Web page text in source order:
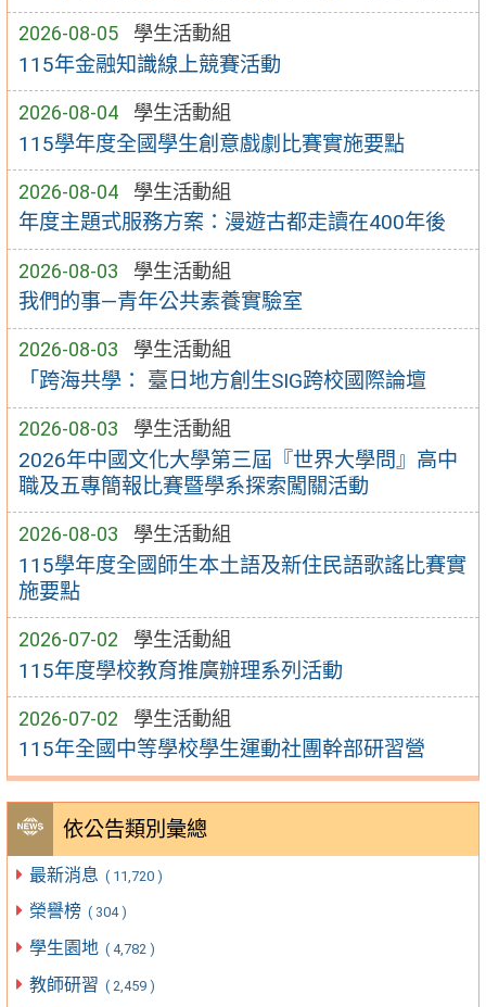
2026-08-05 學生活動組
115年金融知識線上競賽活動
2026-08-04 學生活動組
115學年度全國學生創意戲劇比賽實施要點
2026-08-04 學生活動組
年度主題式服務方案：漫遊古都走讀在400年後
2026-08-03 學生活動組
我們的事—青年公共素養實驗室
2026-08-03 學生活動組
「跨海共學： 臺日地方創生SIG跨校國際論壇
2026-08-03 學生活動組
2026年中國文化大學第三屆『世界大學問』高中
職及五專簡報比賽暨學系探索闖關活動
2026-08-03 學生活動組
115學年度全國師生本土語及新住民語歌謠比賽實
施要點
2026-07-02 學生活動組
115年度學校教育推廣辦理系列活動
2026-07-02 學生活動組
115年全國中等學校學生運動社團幹部研習營
依公告類別彙總
最新消息 ( 11,720 )
榮譽榜 ( 304 )
學生園地 ( 4,782 )
教師研習 ( 2,459 )